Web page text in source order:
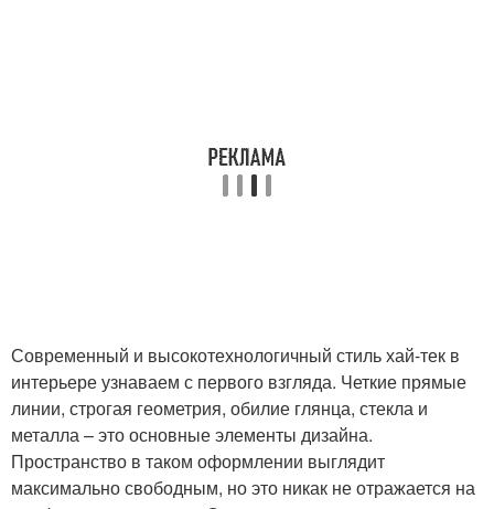
Стиль в интерьере Кантри в интерьере
Современный и высокотехнологичный стиль хай-тек в
интерьере узнаваем с первого взгляда. Четкие прямые
линии, строгая геометрия, обилие глянца, стекла и
металла – это основные элементы дизайна.
Пространство в таком оформлении выглядит
максимально свободным, но это никак не отражается на